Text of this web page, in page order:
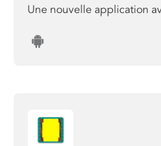
Une nouvelle application